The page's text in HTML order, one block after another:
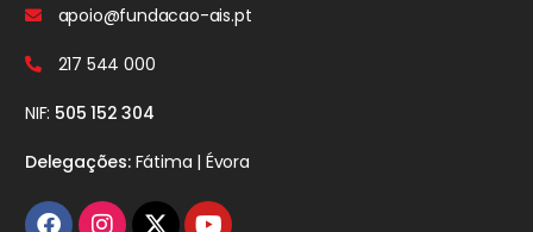
apoio@fundacao-ais.pt
217 544 000
NIF: 505 152 304
Delegações:Fátima | Évora